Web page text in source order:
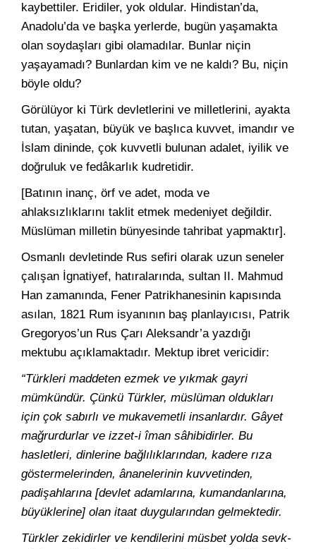
kaybettiler. Eridiler, yok oldular. Hindistan’da,
Anadolu’da ve başka yerlerde, bugün yaşamakta
olan soydaşları gibi olamadılar. Bunlar niçin
yaşayamadı? Bunlardan kim ve ne kaldı? Bu, niçin
böyle oldu?
Görülüyor ki Türk devletlerini ve milletlerini, ayakta
tutan, yaşatan, büyük ve başlıca kuvvet, imandır ve
İslam dininde, çok kuvvetli bulunan adalet, iyilik ve
doğruluk ve fedâkarlık kudretidir.
[Batının inanç, örf ve adet, moda ve
ahlaksızlıklarını taklit etmek medeniyet değildir.
Müslüman milletin bünyesinde tahribat yapmaktır].
Osmanlı devletinde Rus sefiri olarak uzun seneler
çalışan İgnatiyef, hatıralarında, sultan II. Mahmud
Han zamanında, Fener Patrikhanesinin kapısında
asılan, 1821 Rum isyanının baş planlayıcısı, Patrik
Gregoryos’un Rus Çarı Aleksandr’a yazdığı
mektubu açıklamaktadır. Mektup ibret vericidir:
“Türkleri maddeten ezmek ve yıkmak gayri
mümkündür. Çünkü Türkler, müslüman oldukları
için çok sabırlı ve mukavemetli insanlardır. Gâyet
mağrurdurlar ve izzet-i îman sâhibidirler. Bu
hasletleri, dinlerine bağlılıklarından, kadere rıza
göstermelerinden, ânanelerinin kuvvetinden,
padişahlarına [devlet adamlarına, kumandanlarına,
büyüklerine] olan itaat duygularından gelmektedir.
Türkler zekidirler ve kendilerini müsbet yolda sevk-